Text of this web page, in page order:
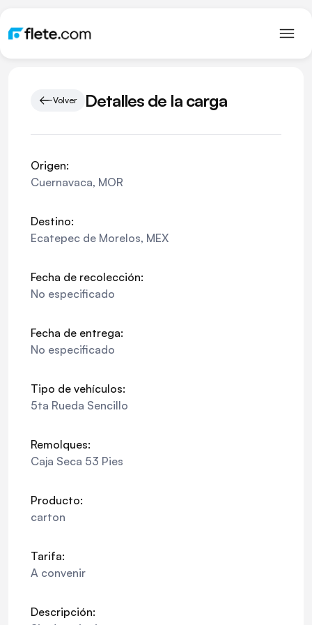
Volver Detalles de la carga
Origen:
Cuernavaca, MOR
Destino:
Ecatepec de Morelos, MEX
Fecha de recolección:
No especificado
Fecha de entrega:
No especificado
Tipo de vehículos:
5ta Rueda Sencillo
Remolques:
Caja Seca 53 Pies
Producto:
carton
Tarifa:
A convenir
Descripción: